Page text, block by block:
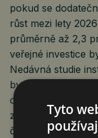
pokud se
růst mezi lety
průměrně až 2,3
veřejné investice
Nedávná studie
byrokracie by
o 4,6 % během
zvýšení růstu
čísla ukazují, že
Tyto